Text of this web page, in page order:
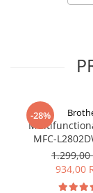
-28%
MFC-
Monocrom, Wi-
A4,
1.299,00
934,00